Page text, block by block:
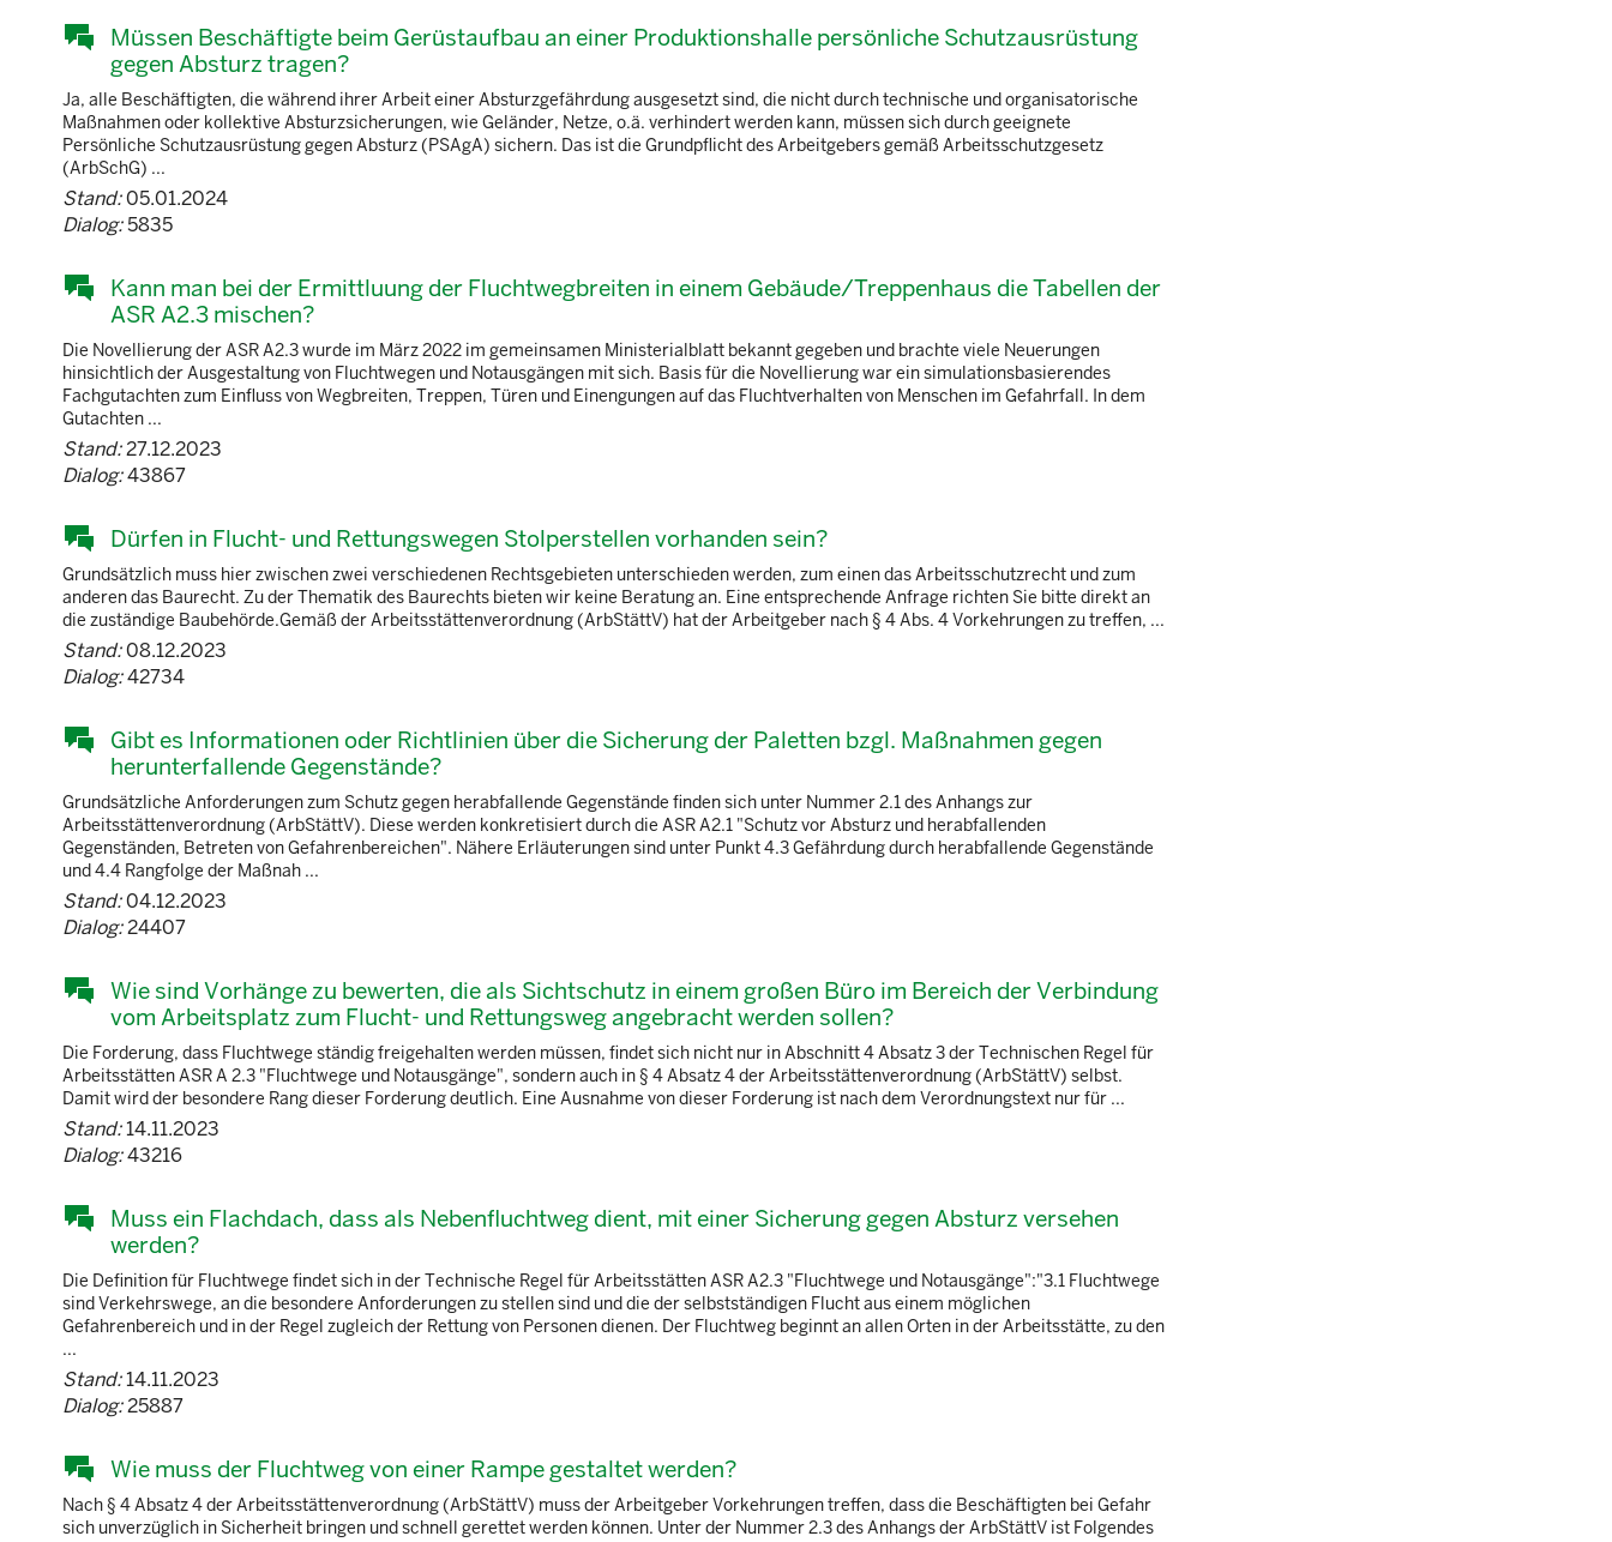
Müssen Beschäftigte beim Gerüstaufbau an einer Produktionshalle persönliche Schutzausrüstung
gegen Absturz tragen?
Ja, alle Beschäftigten, die während ihrer Arbeit einer Absturzgefährdung ausgesetzt sind, die nicht durch technische und organisatorische
Maßnahmen oder kollektive Absturzsicherungen, wie Geländer, Netze, o.ä. verhindert werden kann, müssen sich durch geeignete
Persönliche Schutzausrüstung gegen Absturz (PSAgA) sichern. Das ist die Grundpflicht des Arbeitgebers gemäß Arbeitsschutzgesetz
(ArbSchG) ...
Stand:05.01.2024
Dialog:5835
Kann man bei der Ermittluung der Fluchtwegbreiten in einem Gebäude/Treppenhaus die Tabellen der
ASR A2.3 mischen?
Die Novellierung der ASR A2.3 wurde im März 2022 im gemeinsamen Ministerialblatt bekannt gegeben und brachte viele Neuerungen
hinsichtlich der Ausgestaltung von Fluchtwegen und Notausgängen mit sich. Basis für die Novellierung war ein simulationsbasierendes
Fachgutachten zum Einfluss von Wegbreiten, Treppen, Türen und Einengungen auf das Fluchtverhalten von Menschen im Gefahrfall. In dem
Gutachten ...
Stand:27.12.2023
Dialog:43867
Dürfen in Flucht- und Rettungswegen Stolperstellen vorhanden sein?
Grundsätzlich muss hier zwischen zwei verschiedenen Rechtsgebieten unterschieden werden, zum einen das Arbeitsschutzrecht und zum
anderen das Baurecht. Zu der Thematik des Baurechts bieten wir keine Beratung an. Eine entsprechende Anfrage richten Sie bitte direkt an
die zuständige Baubehörde.Gemäß der Arbeitsstättenverordnung (ArbStättV) hat der Arbeitgeber nach § 4 Abs. 4 Vorkehrungen zu treffen, ...
Stand:08.12.2023
Dialog:42734
Gibt es Informationen oder Richtlinien über die Sicherung der Paletten bzgl. Maßnahmen gegen
herunterfallende Gegenstände?
Grundsätzliche Anforderungen zum Schutz gegen herabfallende Gegenstände finden sich unter Nummer 2.1 des Anhangs zur
Arbeitsstättenverordnung (ArbStättV). Diese werden konkretisiert durch die ASR A2.1 "Schutz vor Absturz und herabfallenden
Gegenständen, Betreten von Gefahrenbereichen". Nähere Erläuterungen sind unter Punkt 4.3 Gefährdung durch herabfallende Gegenstände
und 4.4 Rangfolge der Maßnah ...
Stand:04.12.2023
Dialog:24407
Wie sind Vorhänge zu bewerten, die als Sichtschutz in einem großen Büro im Bereich der Verbindung
vom Arbeitsplatz zum Flucht- und Rettungsweg angebracht werden sollen?
Die Forderung, dass Fluchtwege ständig freigehalten werden müssen, findet sich nicht nur in Abschnitt 4 Absatz 3 der Technischen Regel für
Arbeitsstätten ASR A 2.3 "Fluchtwege und Notausgänge", sondern auch in § 4 Absatz 4 der Arbeitsstättenverordnung (ArbStättV) selbst.
Damit wird der besondere Rang dieser Forderung deutlich. Eine Ausnahme von dieser Forderung ist nach dem Verordnungstext nur für ...
Stand:14.11.2023
Dialog:43216
Muss ein Flachdach, dass als Nebenfluchtweg dient, mit einer Sicherung gegen Absturz versehen
werden?
Die Definition für Fluchtwege findet sich in der Technische Regel für Arbeitsstätten ASR A2.3 "Fluchtwege und Notausgänge":"3.1 Fluchtwege
sind Verkehrswege, an die besondere Anforderungen zu stellen sind und die der selbstständigen Flucht aus einem möglichen
Gefahrenbereich und in der Regel zugleich der Rettung von Personen dienen. Der Fluchtweg beginnt an allen Orten in der Arbeitsstätte, zu den
...
Stand:14.11.2023
Dialog:25887
Wie muss der Fluchtweg von einer Rampe gestaltet werden?
Nach § 4 Absatz 4 der Arbeitsstättenverordnung (ArbStättV) muss der Arbeitgeber Vorkehrungen treffen, dass die Beschäftigten bei Gefahr
sich unverzüglich in Sicherheit bringen und schnell gerettet werden können. Unter der Nummer 2.3 des Anhangs der ArbStättV ist Folgendes